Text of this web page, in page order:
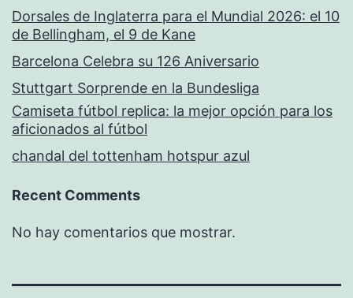
Dorsales de Inglaterra para el Mundial 2026: el 10
de Bellingham, el 9 de Kane
Barcelona Celebra su 126 Aniversario
Stuttgart Sorprende en la Bundesliga
Camiseta fútbol replica: la mejor opción para los
aficionados al fútbol
chandal del tottenham hotspur azul
Recent Comments
No hay comentarios que mostrar.